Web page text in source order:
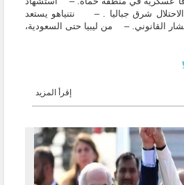
شرق جباليا . – نتنياهو يستعد
القانوني. – من ليبيا حتى السعودية،
إقرأ المزيد